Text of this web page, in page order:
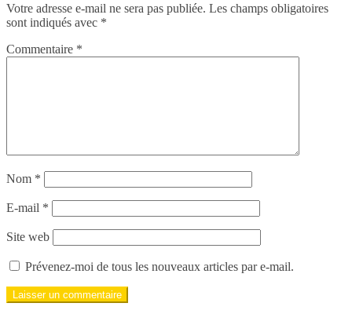
Votre adresse e-mail ne sera pas publiée. Les champs obligatoires
sont indiqués avec *
Commentaire *
Nom *
E-mail *
Site web
Prévenez-moi de tous les nouveaux articles par e-mail.